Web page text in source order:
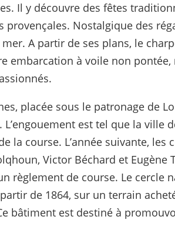
Il y découvre des fêtes
provençales. Nostalgique des
A partir de ses plans, le
embarcation à voile non pontée,
placée sous le patronage de
L’engouement est tel que la ville
la course. L’année suivante,
Victor Béchard et Eugène
règlement de course. Le cercle
de 1864, sur un terrain
bâtiment est destiné à